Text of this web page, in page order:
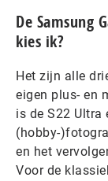
De Samsung
kies ik?
Het zijn alle
eigen plus- en
is de S22 Ultra
(hobby-
en het
Voor de